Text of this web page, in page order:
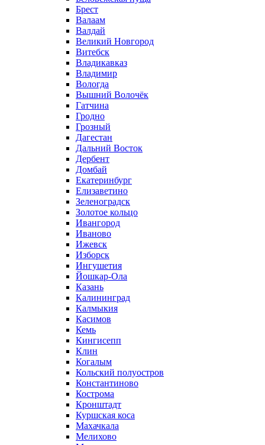
Брест
Валаам
Валдай
Великий Новгород
Витебск
Владикавказ
Владимир
Вологда
Вышний Волочёк
Гатчина
Гродно
Грозный
Дагестан
Дальний Восток
Дербент
Домбай
Екатеринбург
Елизаветино
Зеленоградск
Золотое кольцо
Ивангород
Иваново
Ижевск
Изборск
Ингушетия
Йошкар-Ола
Казань
Калининград
Калмыкия
Касимов
Кемь
Кингисепп
Клин
Когалым
Кольский полуостров
Константиново
Кострома
Кронштадт
Куршская коса
Махачкала
Мелихово